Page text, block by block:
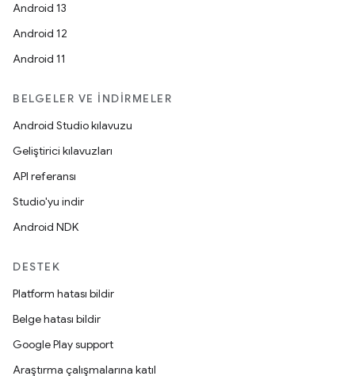
Android 13
Android 12
Android 11
BELGELER VE İNDIRMELER
Android Studio kılavuzu
Geliştirici kılavuzları
API referansı
Studio'yu indir
Android NDK
DESTEK
Platform hatası bildir
Belge hatası bildir
Google Play support
Araştırma çalışmalarına katıl